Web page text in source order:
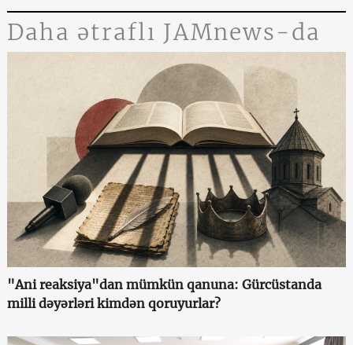
Daha ətraflı JAMnews-da
"Ani reaksiya"dan mümkün qanuna: Gürcüstanda
milli dəyərləri kimdən qoruyurlar?